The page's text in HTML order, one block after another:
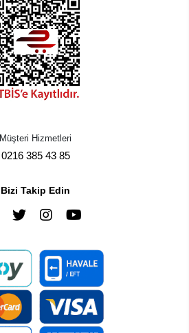
Müşteri Hizmetleri
0216 385 43 85
Bizi Takip Edin